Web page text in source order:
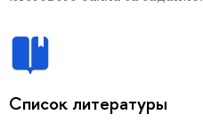
Список литературы